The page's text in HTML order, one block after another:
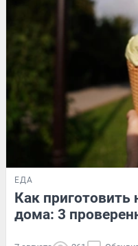
ЕДА
Как
дома: 3